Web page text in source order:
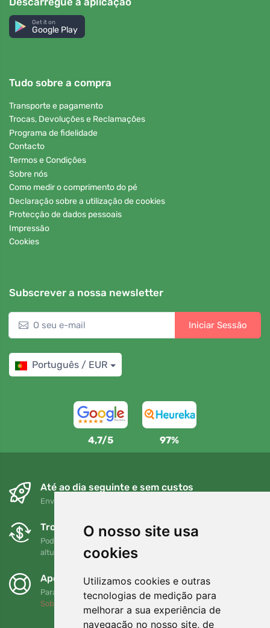
O nosso site usa
cookies
Utilizamos cookies e outras
tecnologias de medição para
melhorar a sua experiência de
navegação no nosso site, de
Get it on
Google Play
Tudo sobre a compra
Transporte e pagamento
Trocas, Devoluções e Reclamações
Programa de fidelidade
Contacto
Termos e Condições
Sobre nós
Como medir o comprimento do pé
Declaração sobre a utilização de cookies
Protecção de dados pessoais
Impressão
Cookies
Subscrever a nossa newsletter
Iniciar Sessão
Português / EUR
4,7/5 97%
Até ao dia seguinte e sem custos
Envio gratuito para encomendas superiores a 80 EUR
Trocas e devoluções gratuitas
Pode devolver ou trocar a sua encomenda em qualquer
altura no prazo de 90 dias
Apoiamos a Trees.org
Para cada encomenda plantamos uma árvore! Leia mais
Sobre nós